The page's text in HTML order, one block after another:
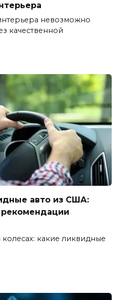
невозможно
качественной
авто из США:
рекомендации
какие ликвидные